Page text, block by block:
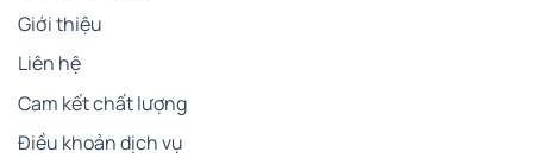
Giới thiệu
Liên hệ
Cam kết chất lượng
Điều khoản dịch vụ